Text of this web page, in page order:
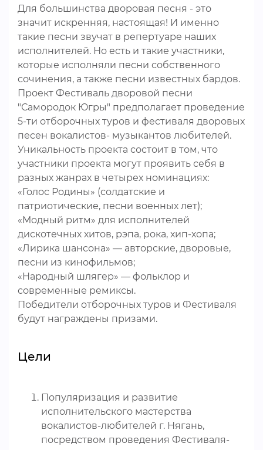
Для большинства дворовая песня - это
значит искренняя, настоящая! И именно
такие песни звучат в репертуаре наших
исполнителей. Но есть и такие участники,
которые исполняли песни собственного
сочинения, а также песни известных бардов.
Проект Фестиваль дворовой песни
"Самородок Югры" предполагает проведение
5-ти отборочных туров и фестиваля дворовых
песен вокалистов- музыкантов любителей.
Уникальность проекта состоит в том, что
участники проекта могут проявить себя в
разных жанрах в четырех номинациях:
«Голос Родины» (солдатские и
патриотические, песни военных лет);
«Модный ритм» для исполнителей
дискотечных хитов, рэпа, рока, хип-хопа;
«Лирика шансона» — авторские, дворовые,
песни из кинофильмов;
«Народный шлягер» — фольклор и
современные ремиксы.
Победители отборочных туров и Фестиваля
будут награждены призами.
Цели
Популяризация и развитие
исполнительского мастерства
вокалистов-любителей г. Нягань,
посредством проведения Фестиваля-